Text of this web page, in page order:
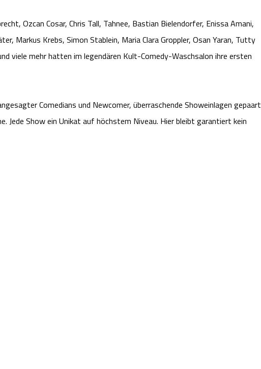
Ozcan Cosar, Chris Tall, Tahnee, Bastian Bielendorfer, Enissa Amani,
Markus Krebs, Simon Stablein, Maria Clara Groppler, Osan Yaran, Tutty
viele mehr hatten im legendären Kult-Comedy-Waschsalon ihre ersten
Comedians und Newcomer, überraschende Showeinlagen gepaart
Jede Show ein Unikat auf höchstem Niveau. Hier bleibt garantiert kein